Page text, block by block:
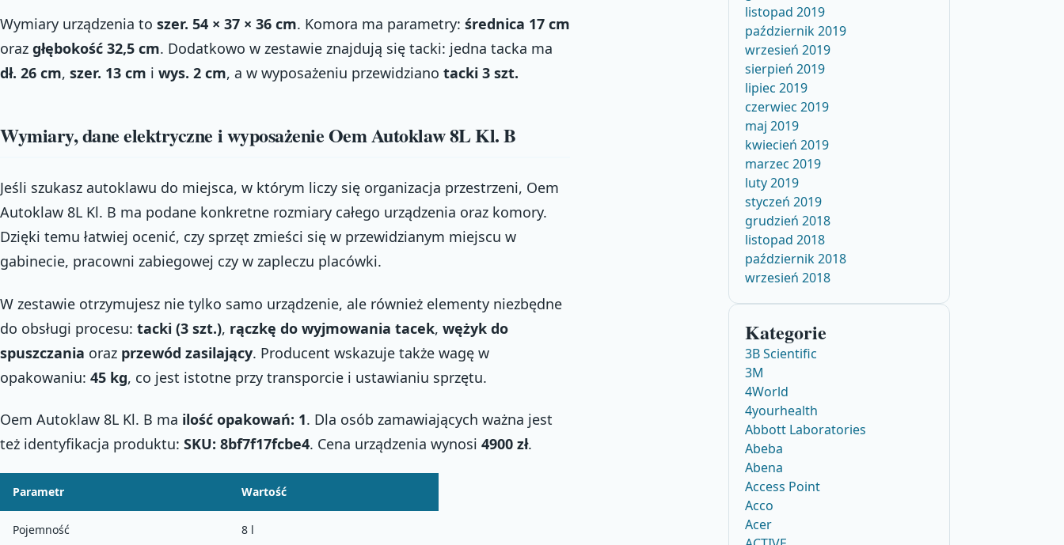
Wymiary urządzenia to szer. 54 × 37 × 36 cm. Komora ma parametry: średnica 17 cm
oraz głębokość 32,5 cm. Dodatkowo w zestawie znajdują się tacki: jedna tacka ma
dł. 26 cm, szer. 13 cm i wys. 2 cm, a w wyposażeniu przewidziano tacki 3 szt.
Wymiary, dane elektryczne i wyposażenie Oem Autoklaw 8L Kl. B
Jeśli szukasz autoklawu do miejsca, w którym liczy się organizacja przestrzeni, Oem
Autoklaw 8L Kl. B ma podane konkretne rozmiary całego urządzenia oraz komory.
Dzięki temu łatwiej ocenić, czy sprzęt zmieści się w przewidzianym miejscu w
gabinecie, pracowni zabiegowej czy w zapleczu placówki.
W zestawie otrzymujesz nie tylko samo urządzenie, ale również elementy niezbędne
do obsługi procesu: tacki (3 szt.), rączkę do wyjmowania tacek, wężyk do
spuszczania oraz przewód zasilający. Producent wskazuje także wagę w
opakowaniu: 45 kg, co jest istotne przy transporcie i ustawianiu sprzętu.
Oem Autoklaw 8L Kl. B ma ilość opakowań: 1. Dla osób zamawiających ważna jest
też identyfikacja produktu: SKU: 8bf7f17fcbe4. Cena urządzenia wynosi 4900 zł.
Parametr Wartość
Pojemność 8 l
listopad 2019
październik 2019
wrzesień 2019
sierpień 2019
lipiec 2019
czerwiec 2019
maj 2019
kwiecień 2019
marzec 2019
luty 2019
styczeń 2019
grudzień 2018
listopad 2018
październik 2018
wrzesień 2018
Kategorie
3B Scientific
3M
4World
4yourhealth
Abbott Laboratories
Abeba
Abena
Access Point
Acco
Acer